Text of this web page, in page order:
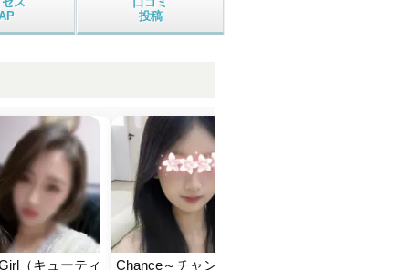
投稿
（キューティ Chance～チャンス